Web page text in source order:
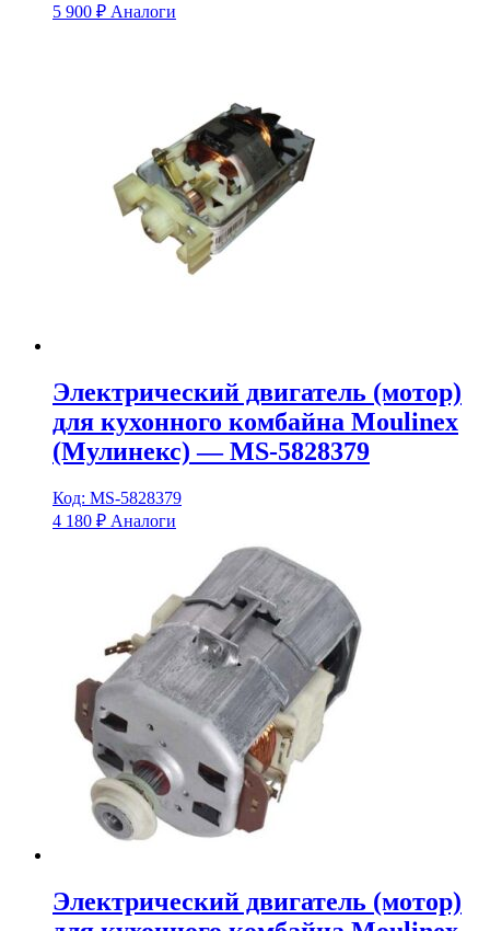
5 900 ₽ Аналоги
Электрический двигатель (мотор)
для кухонного комбайна Moulinex
(Мулинекс) — MS-5828379
Код: MS-5828379
4 180 ₽ Аналоги
Электрический двигатель (мотор)